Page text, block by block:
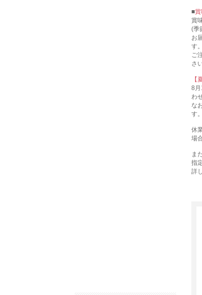
■賞
賞
(季
お
す。
ご
さ
【
8
わ
な
す。
休
場
ま
指
詳